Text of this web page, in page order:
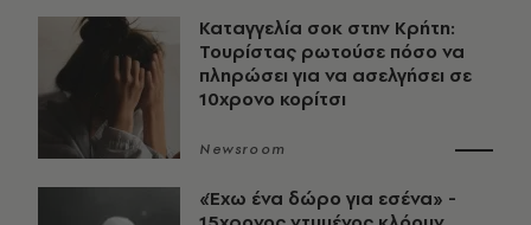
Καταγγελία σοκ στην Κρήτη:
Τουρίστας ρωτούσε πόσο να
πληρώσει για να ασελγήσει σε
10χρονο κορίτσι
Newsroom
«Έχω ένα δώρο για εσένα» -